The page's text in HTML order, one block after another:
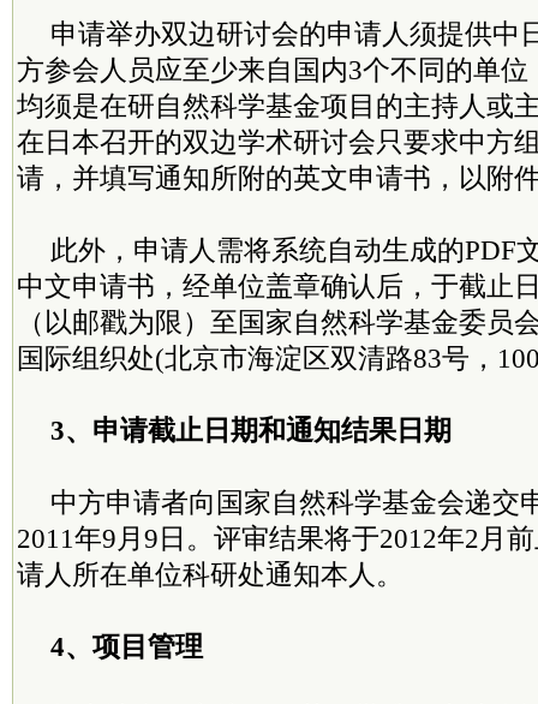
申请举办双边研讨会的申请人须提供中
方参会人员应至少来自国内3个不同的单
均须是在研自然科学基金项目的主持人或
在日本召开的双边学术研讨会只要求中方
请，并填写通知所附的英文申请书，以附
此外，申请人需将系统自动生成的PDF
中文申请书，经单位盖章确认后，于截止
（以邮戳为限）至国家自然科学基金委员
国际组织处(北京市海淀区双清路83号，
3、申请截止日期和通知结果日期
中方申请者向国家自然科学基金会递交
2011年9月9日。评审结果将于2012年2月
请人所在单位科研处通知本人。
4、项目管理